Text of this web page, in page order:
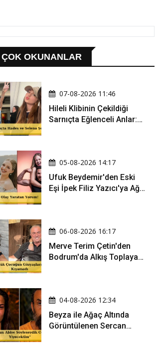
ÇOK OKUNANLAR
07-08-2026 11:46
Hileli Klibinin Çekildiği
Sarnıçta Eğlenceli Anlar:
05-08-2026 14:17
Ufuk Beydemir'den Eski
Eşi İpek Filiz Yazıcı'ya Ağır
06-08-2026 16:17
Merve Terim Çetin'den
Bodrum'da Alkış Toplayan
04-08-2026 12:34
Beyza ile Ağaç Altında
Görüntülenen Sercan